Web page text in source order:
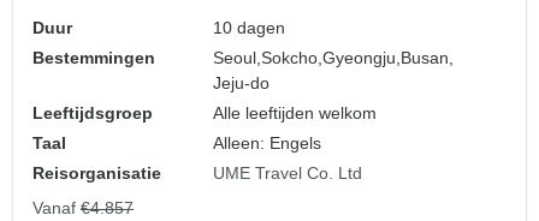
Duur
10 dagen
Bestemmingen
Seoul,Sokcho,Gyeongju, Busan,
Jeju-do
Leeftijdsgroep
Alle leeftijden welkom
Taal
Alleen: Engels
Reisorganisatie
UME Travel Co. Ltd
Vanaf €4.857